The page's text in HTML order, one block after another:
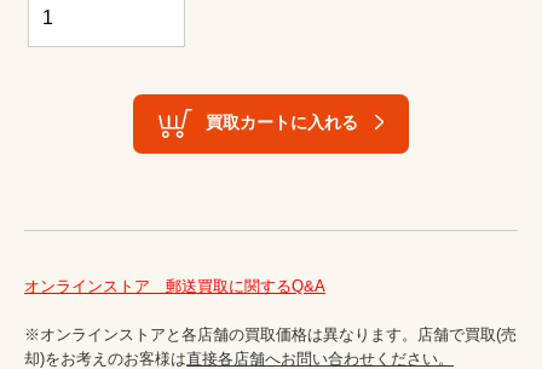
買取カートに入れる
オンラインストア　郵送買取に関するQ&A
※オンラインストアと各店舗の買取価格は異なります。店舗で買取(売
却)をお考えのお客様は直接各店舗へお問い合わせください。